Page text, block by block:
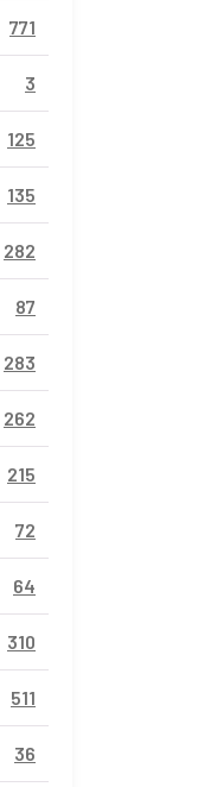
771
3
125
135
282
87
283
262
215
72
64
310
511
36